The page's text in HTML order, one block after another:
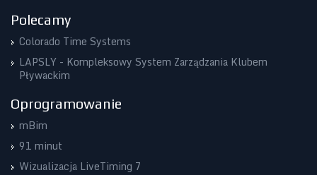
Polecamy
Colorado Time Systems
LAPSLY - Kompleksowy System Zarządzania Klubem
Pływackim
Oprogramowanie
mBim
91 minut
Wizualizacja LiveTiming 7